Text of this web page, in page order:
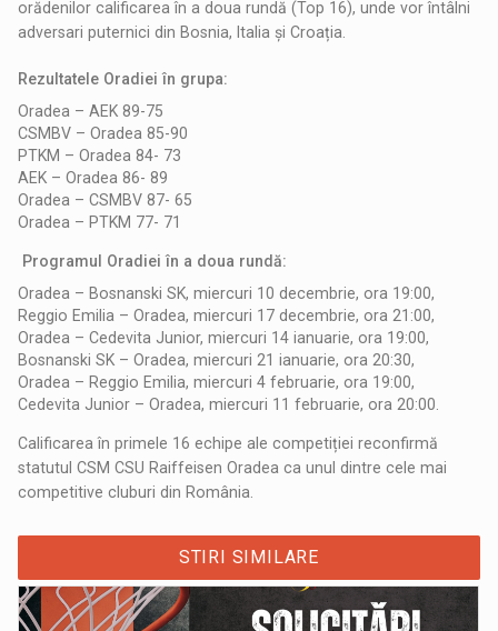
orădenilor calificarea în a doua rundă (Top 16), unde vor întâlni
adversari puternici din Bosnia, Italia și Croația.
Rezultatele Oradiei în grupa:
Oradea – AEK 89-75
CSMBV – Oradea 85-90
PTKM – Oradea 84- 73
AEK – Oradea 86- 89
Oradea – CSMBV 87- 65
Oradea – PTKM 77- 71
Programul Oradiei în a doua rundă:
Oradea – Bosnanski SK, miercuri 10 decembrie, ora 19:00,
Reggio Emilia – Oradea, miercuri 17 decembrie, ora 21:00,
Oradea – Cedevita Junior, miercuri 14 ianuarie, ora 19:00,
Bosnanski SK – Oradea, miercuri 21 ianuarie, ora 20:30,
Oradea – Reggio Emilia, miercuri 4 februarie, ora 19:00,
Cedevita Junior – Oradea, miercuri 11 februarie, ora 20:00.
Calificarea în primele 16 echipe ale competiției reconfirmă
statutul CSM CSU Raiffeisen Oradea ca unul dintre cele mai
competitive cluburi din România.
STIRI SIMILARE